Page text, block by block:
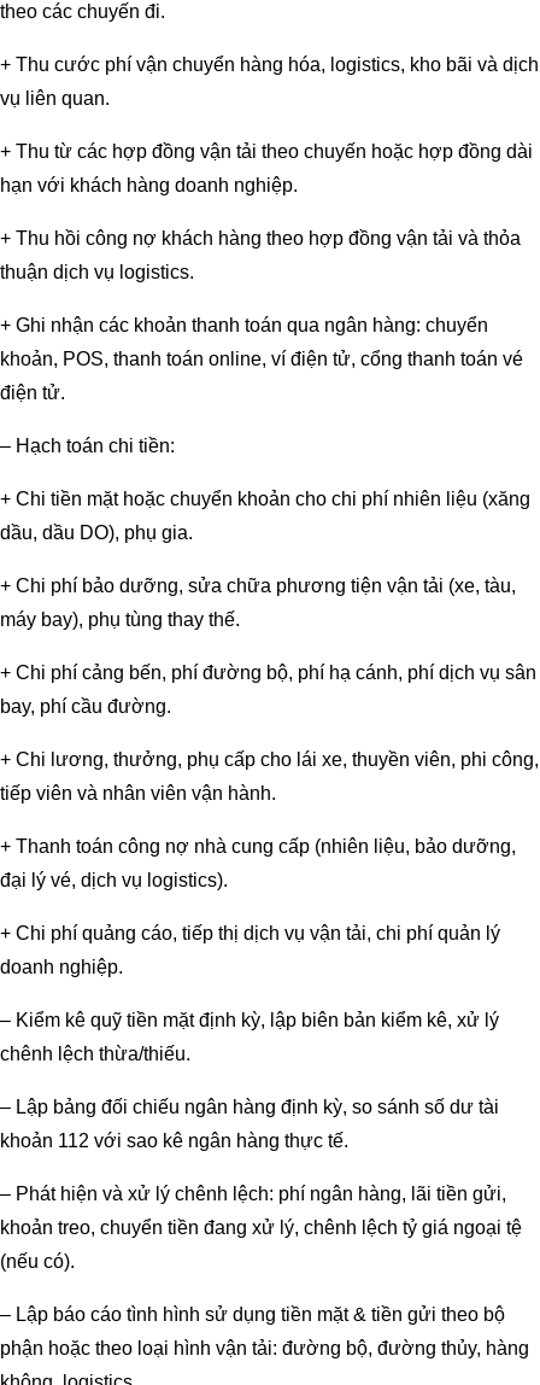
theo các chuyến đi.
+ Thu cước phí vận chuyển hàng hóa, logistics, kho bãi và dịch
vụ liên quan.
+ Thu từ các hợp đồng vận tải theo chuyến hoặc hợp đồng dài
hạn với khách hàng doanh nghiệp.
+ Thu hồi công nợ khách hàng theo hợp đồng vận tải và thỏa
thuận dịch vụ logistics.
+ Ghi nhận các khoản thanh toán qua ngân hàng: chuyển
khoản, POS, thanh toán online, ví điện tử, cổng thanh toán vé
điện tử.
– Hạch toán chi tiền:
+ Chi tiền mặt hoặc chuyển khoản cho chi phí nhiên liệu (xăng
dầu, dầu DO), phụ gia.
+ Chi phí bảo dưỡng, sửa chữa phương tiện vận tải (xe, tàu,
máy bay), phụ tùng thay thế.
+ Chi phí cảng bến, phí đường bộ, phí hạ cánh, phí dịch vụ sân
bay, phí cầu đường.
+ Chi lương, thưởng, phụ cấp cho lái xe, thuyền viên, phi công,
tiếp viên và nhân viên vận hành.
+ Thanh toán công nợ nhà cung cấp (nhiên liệu, bảo dưỡng,
đại lý vé, dịch vụ logistics).
+ Chi phí quảng cáo, tiếp thị dịch vụ vận tải, chi phí quản lý
doanh nghiệp.
– Kiểm kê quỹ tiền mặt định kỳ, lập biên bản kiểm kê, xử lý
chênh lệch thừa/thiếu.
– Lập bảng đối chiếu ngân hàng định kỳ, so sánh số dư tài
khoản 112 với sao kê ngân hàng thực tế.
– Phát hiện và xử lý chênh lệch: phí ngân hàng, lãi tiền gửi,
khoản treo, chuyển tiền đang xử lý, chênh lệch tỷ giá ngoại tệ
(nếu có).
– Lập báo cáo tình hình sử dụng tiền mặt & tiền gửi theo bộ
phận hoặc theo loại hình vận tải: đường bộ, đường thủy, hàng